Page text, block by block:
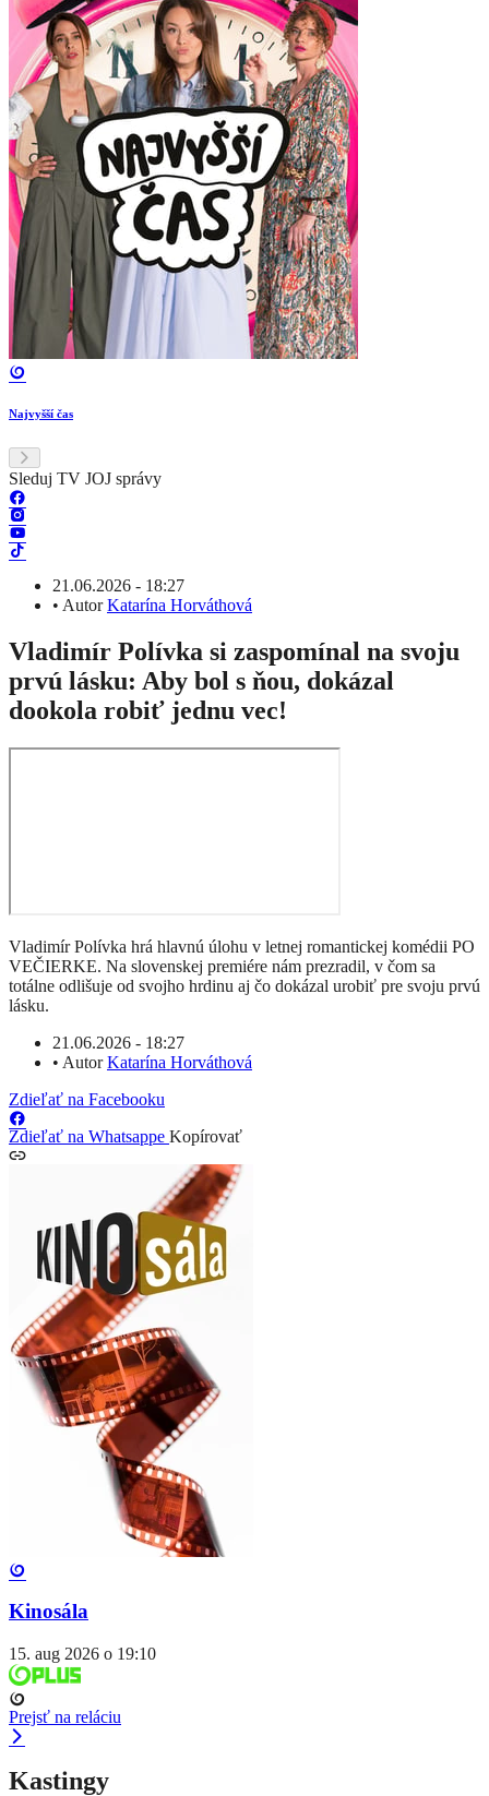
Najvyšší čas
Sleduj TV JOJ správy
21.06.2026 - 18:27
• AutorKatarína Horváthová
Vladimír Polívka si zaspomínal na svoju
prvú lásku: Aby bol s ňou, dokázal
dookola robiť jednu vec!
Vladimír Polívka hrá hlavnú úlohu v letnej romantickej komédii PO
VEČIERKE. Na slovenskej premiére nám prezradil, v čom sa
totálne odlišuje od svojho hrdinu aj čo dokázal urobiť pre svoju prvú
lásku.
21.06.2026 - 18:27
• AutorKatarína Horváthová
Zdieľať na Facebooku
Zdieľať na Whatsappe Kopírovať
Kinosála
15. aug 2026 o 19:10
Prejsť na reláciu
Kastingy